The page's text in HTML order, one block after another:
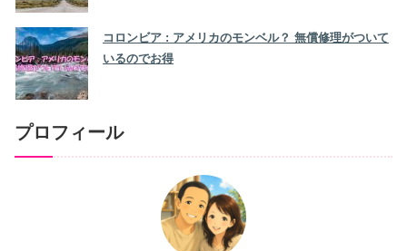
コロンビア : アメリカのモンベル？ 無償修理がついて
いるのでお得
プロフィール